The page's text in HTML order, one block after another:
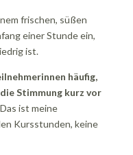
frischen, süßen
einer Stunde ein,
ist.
häufig,
Stimmung kurz vor
ist meine
Kursstunden, keine